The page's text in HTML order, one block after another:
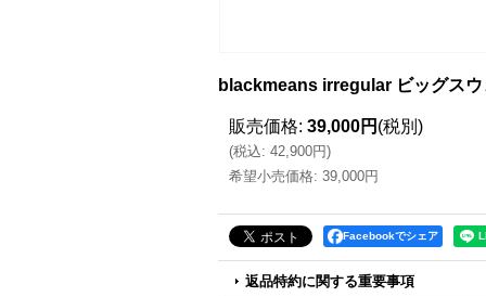
blackmeans irregular ビッグスウ
販売価格: 39,000円 (税別)
(税込: 42,900円)
希望小売価格: 39,000円
Facebookでシェア
返品特約に関する重要事項